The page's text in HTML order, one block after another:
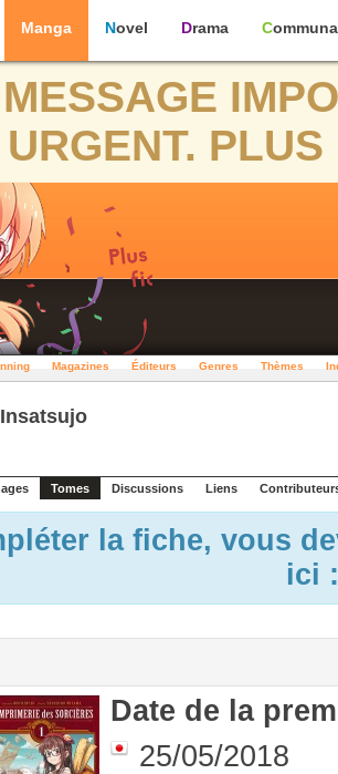
Manga Novel Drama
MESSAGE
URGENT.
Magazines Éditeurs Genres Thèmes
Tomes Discussions Liens
la fiche, vous
ici
Date de la
25/05/2018